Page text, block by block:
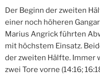
Der Beginn der zweiten
einer noch höheren
Marius Angrick führten
mit höchstem Einsatz.
der zweiten Hälfte. Immer
zwei Tore vorne (14:16;